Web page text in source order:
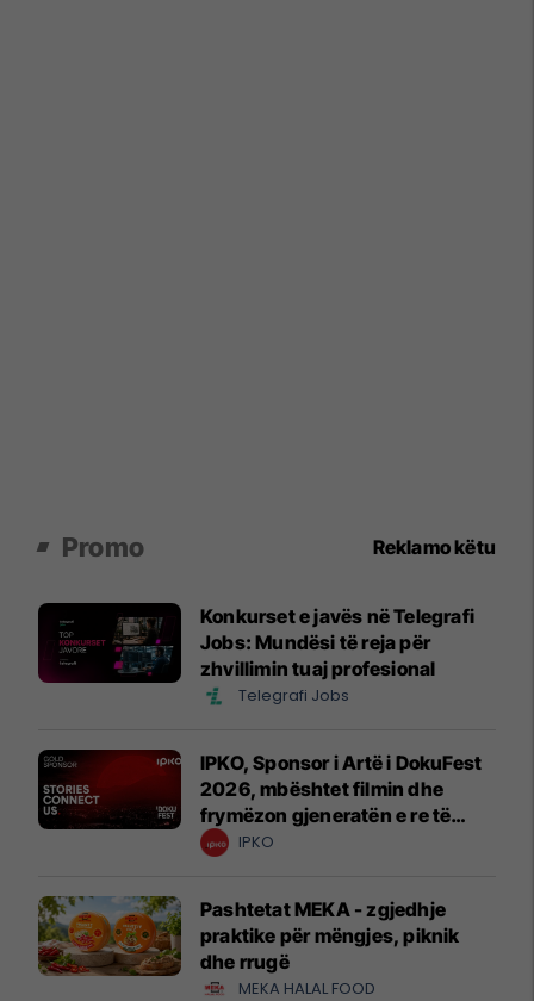
Promo Reklamo këtu
Konkurset e javës në Telegrafi
Jobs: Mundësi të reja për
zhvillimin tuaj profesional
Telegrafi Jobs
IPKO, Sponsor i Artë i DokuFest
2026, mbështet filmin dhe
frymëzon gjeneratën e re të
krijuesve
IPKO
Pashtetat MEKA - zgjedhje
praktike për mëngjes, piknik
dhe rrugë
MEKA HALAL FOOD